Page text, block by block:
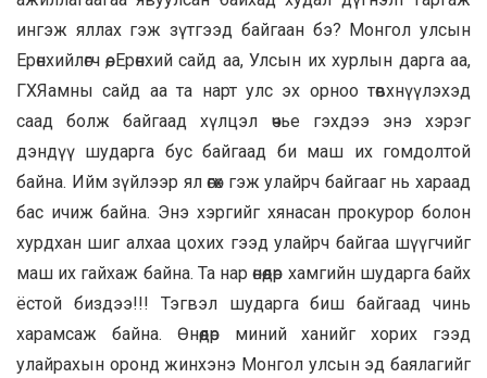
ингэж яллах гэж зүтгээд байгаан бэ? Монгол улсын
Ерөнхийлөгч өө, Ерөнхий сайд аа, Улсын их хурлын дарга аа,
ГХЯамны сайд аа та нарт улс эх орноо төвхнүүлэхэд
саад болж байгаад хүлцэл өчье гэхдээ энэ хэрэг
дэндүү шударга бус байгаад би маш их гомдолтой
байна. Ийм зүйлээр ял өгөх гэж улайрч байгааг нь хараад
бас ичиж байна. Энэ хэргийг хянасан прокурор болон
хурдхан шиг алхаа цохих гээд улайрч байгаа шүүгчийг
маш их гайхаж байна. Та нар өнөөдөр хамгийн шударга байх
ёстой биздээ!!! Тэгвэл шударга биш байгаад чинь
харамсаж байна. Өнөөдөр миний ханийг хорих гээд
улайрахын оронд жинхэнэ Монгол улсын эд баялагийг